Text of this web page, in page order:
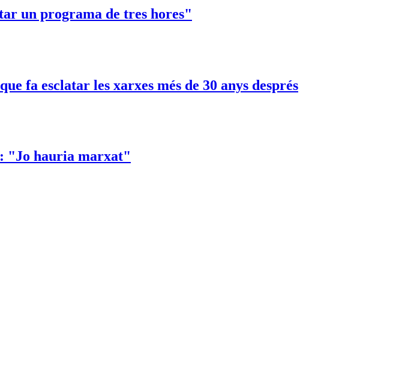
un programa de tres hores"
fa esclatar les xarxes més de 30 anys després
"Jo hauria marxat"